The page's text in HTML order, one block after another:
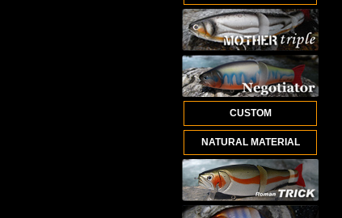
CUSTOM
NATURAL MATERIAL